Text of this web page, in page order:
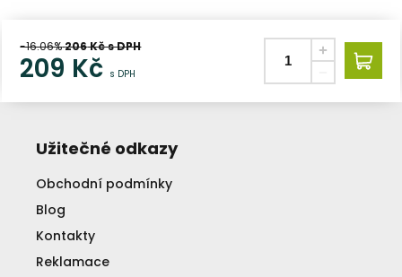
-16.06%206Kč s DPH
209 Kč s DPH
Užitečné odkazy
Obchodní podmínky
Blog
Kontakty
Reklamace